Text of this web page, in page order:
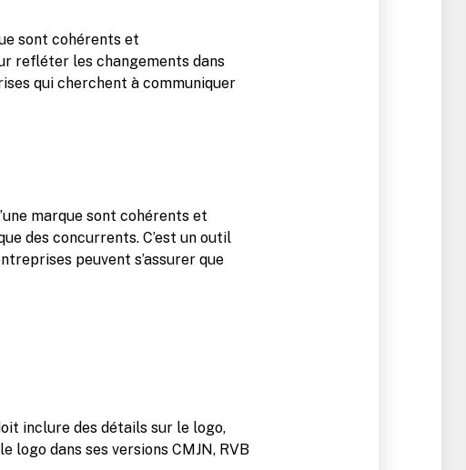
sont cohérents et
refléter les changements dans
qui cherchent à communiquer
marque sont cohérents et
des concurrents. C’est un outil
peuvent s’assurer que
inclure des détails sur le logo,
dans ses versions CMJN, RVB